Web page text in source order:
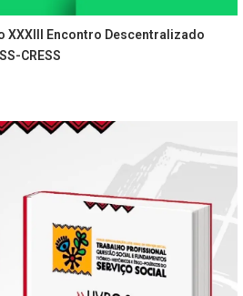
XXXIII Encontro Descentralizado
CRESS